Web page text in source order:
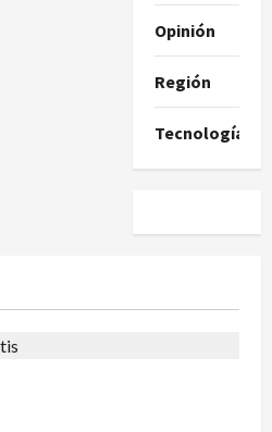
Opinión
Región
Tecnología